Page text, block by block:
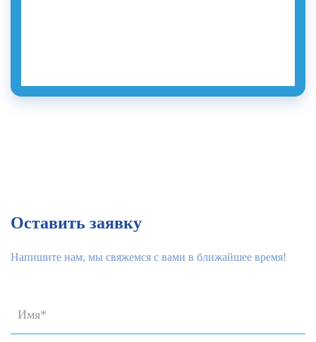
Оставить заявку
Напишите нам, мы свяжемся с вами в ближайшее время!